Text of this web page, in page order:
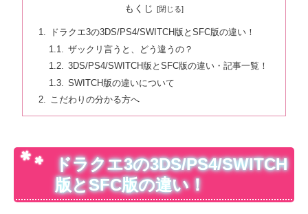
もくじ
ドラクエ3の3DS/PS4/SWITCH版とSFC版の違い！
ザックリ言うと、どう違うの？
3DS/PS4/SWITCH版とSFC版の違い・記事一覧！
SWITCH版の違いについて
こだわりの分かる方へ
ドラクエ3の3DS/PS4/SWITCH
版とSFC版の違い！